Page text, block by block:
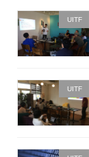
UITF
UITF